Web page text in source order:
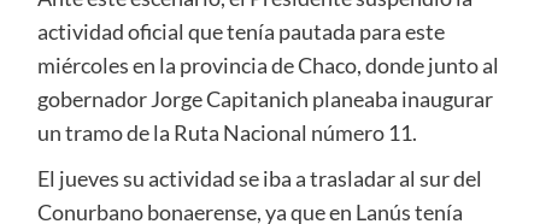
actividad oficial que tenía pautada para este
miércoles en la provincia de Chaco, donde junto al
gobernador Jorge Capitanich planeaba inaugurar
un tramo de la Ruta Nacional número 11.
El jueves su actividad se iba a trasladar al sur del
Conurbano bonaerense, ya que en Lanús tenía